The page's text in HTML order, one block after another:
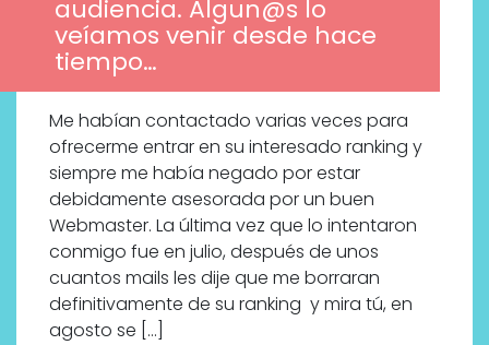
audiencia. Algun@s lo
veíamos venir desde hace
tiempo…
Me habían contactado varias veces para
ofrecerme entrar en su interesado ranking y
siempre me había negado por estar
debidamente asesorada por un buen
Webmaster. La última vez que lo intentaron
conmigo fue en julio, después de unos
cuantos mails les dije que me borraran
definitivamente de su ranking y mira tú, en
agosto se […]